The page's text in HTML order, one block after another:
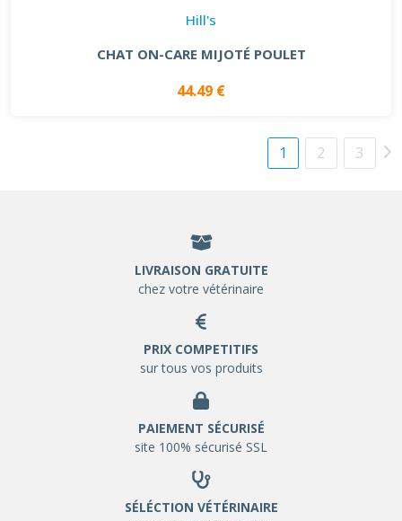
Hill's
CHAT ON-CARE MIJOTÉ POULET
44.49 €
1 2 3
LIVRAISON GRATUITE
chez votre vétérinaire
PRIX COMPETITIFS
sur tous vos produits
PAIEMENT SÉCURISÉ
site 100% sécurisé SSL
SÉLÉCTION VÉTÉRINAIRE